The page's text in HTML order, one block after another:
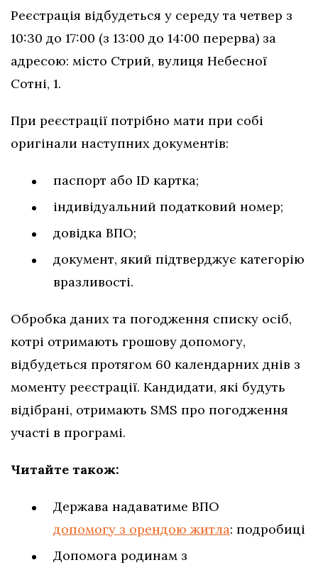
Реєстрація відбудеться у середу та четвер з
10:30 до 17:00 (з 13:00 до 14:00 перерва) за
адресою: місто Стрий, вулиця Небесної
Сотні, 1.
При реєстрації потрібно мати при собі
оригінали наступних документів:
паспорт або ID картка;
індивідуальний податковий номер;
довідка ВПО;
документ, який підтверджує категорію
вразливості.
Обробка даних та погодження списку осіб,
котрі отримають грошову допомогу,
відбудеться протягом 60 календарних днів з
моменту реєстрації. Кандидати, які будуть
відібрані, отримають SMS про погодження
участі в програмі.
Читайте також:
Держава надаватиме ВПО
допомогу з орендою житла: подробиці
Допомога родинам з